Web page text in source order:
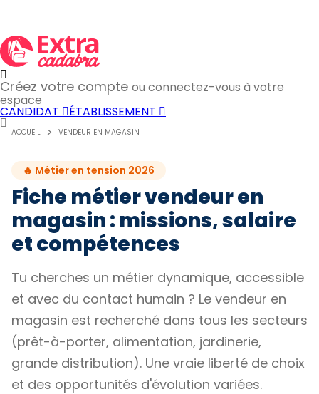
Créez votre compte ou connectez-vous à votre
espace
CANDIDAT ÉTABLISSEMENT
ACCUEIL VENDEUR EN MAGASIN
🔥 Métier en tension 2026
Fiche métier vendeur en
magasin : missions, salaire
et compétences
Tu cherches un métier dynamique, accessible
et avec du contact humain ? Le vendeur en
magasin est recherché dans tous les secteurs
(prêt-à-porter, alimentation, jardinerie,
grande distribution). Une vraie liberté de choix
et des opportunités d'évolution variées.